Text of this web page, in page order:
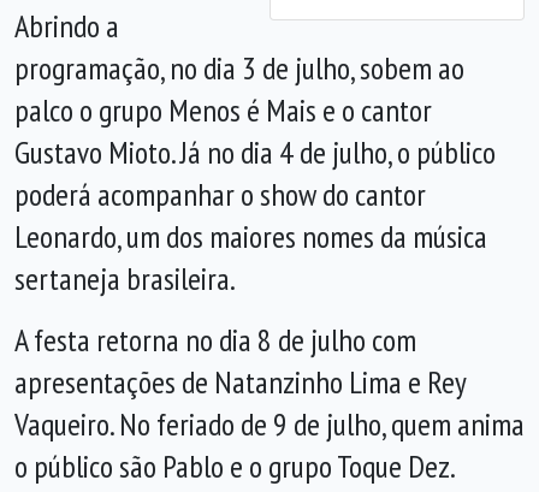
Abrindo a
programação, no dia 3 de julho, sobem ao
palco o grupo Menos é Mais e o cantor
Gustavo Mioto. Já no dia 4 de julho, o público
poderá acompanhar o show do cantor
Leonardo, um dos maiores nomes da música
sertaneja brasileira.
A festa retorna no dia 8 de julho com
apresentações de Natanzinho Lima e Rey
Vaqueiro. No feriado de 9 de julho, quem anima
o público são Pablo e o grupo Toque Dez.